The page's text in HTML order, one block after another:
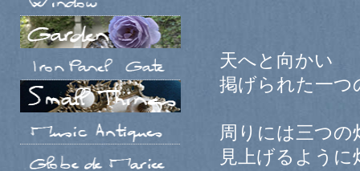
天へと向かい
掲げられた一つ
周りには三つの
見上げるよう